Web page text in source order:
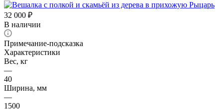
32 000 ₽
В наличии
Примечание-подсказка
Характеристики
Вес, кг
—
40
Ширина, мм
—
1500